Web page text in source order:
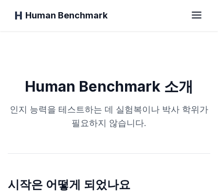
Human Benchmark
반응 시간
Human Benchmark 소개
인지 능력을 테스트하는 데 실험복이나 박사 학위가
필요하지 않습니다.
시작은 어떻게 되었나요